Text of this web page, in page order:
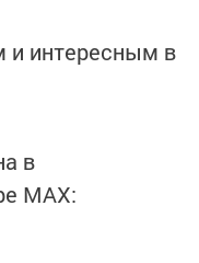
интересным в
в
MАХ: